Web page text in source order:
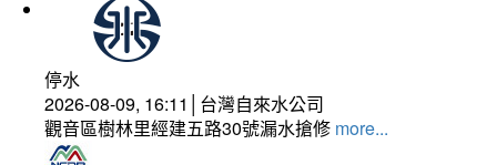
停水
2026-08-09, 16:11│台灣自來水公司
觀音區樹林里經建五路30號漏水搶修 more...